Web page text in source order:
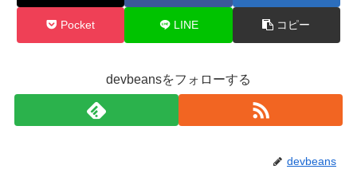
Pocket LINE コピー
devbeansをフォローする
devbeans